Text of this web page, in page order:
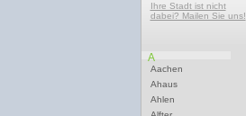
Ihre Stadt ist nicht
dabei? Mailen Sie uns!
A
Aachen
Ahaus
Ahlen